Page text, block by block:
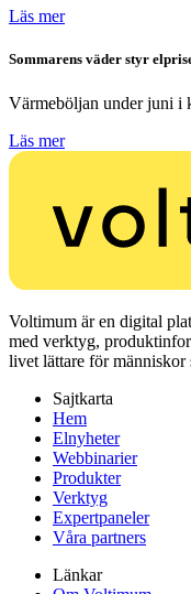
Läs mer
Sommarens väder styr
Värmeböljan under juni i
Läs mer
Voltimum är en digital
med verktyg,
livet lättare för människor
Sajtkarta
Hem
Elnyheter
Webbinarier
Produkter
Verktyg
Expertpaneler
Våra partners
Länkar